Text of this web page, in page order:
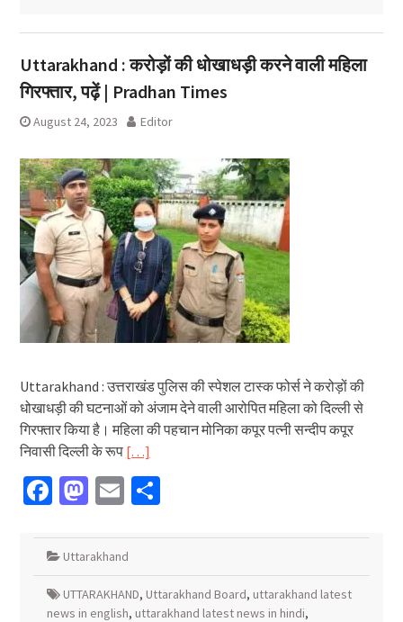
Uttarakhand : करोड़ों की धोखाधड़ी करने वाली महिला
गिरफ्तार, पढ़ें | Pradhan Times
August 24, 2023 Editor
Uttarakhand : उत्तराखंड पुलिस की स्पेशल टास्क फोर्स ने करोड़ों की
धोखाधड़ी की घटनाओं को अंजाम देने वाली आरोपित महिला को दिल्ली से
गिरफ्तार किया है। महिला की पहचान मोनिका कपूर पत्नी सन्दीप कपूर
निवासी दिल्ली के रूप […]
Facebook
Mastodon
EmailShare
Uttarakhand
UTTARAKHAND, Uttarakhand Board, uttarakhand latest
news in english, uttarakhand latest news in hindi,